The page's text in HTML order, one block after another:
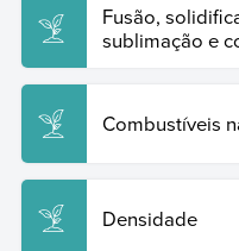
Fusão,
sublimação e
Combustíveis
Densidade